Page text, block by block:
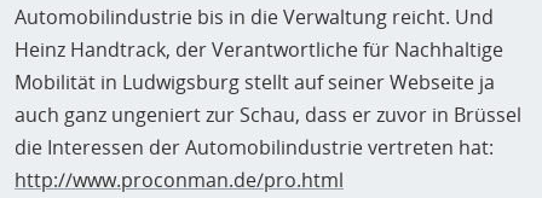
Automobilindustrie bis in die Verwaltung reicht. Und
Heinz Handtrack, der Verantwortliche für Nachhaltige
Mobilität in Ludwigsburg stellt auf seiner Webseite ja
auch ganz ungeniert zur Schau, dass er zuvor in Brüssel
die Interessen der Automobilindustrie vertreten hat:
http://www.proconman.de/pro.html